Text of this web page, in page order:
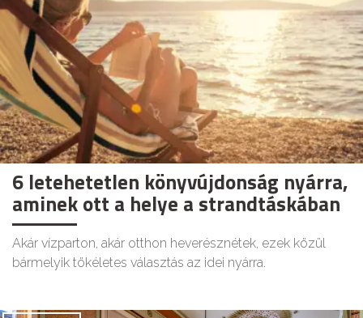
6 letehetetlen könyvújdonság nyárra,
aminek ott a helye a strandtáskában
Akár vízparton, akár otthon heverésznétek, ezek közül
bármelyik tökéletes választás az idei nyárra.